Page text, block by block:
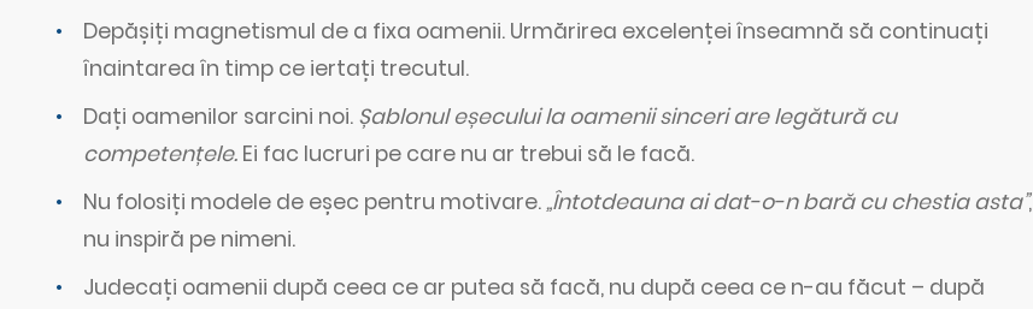
Depășiți magnetismul de a fixa oamenii. Urmărirea excelenței înseamnă să continuați
înaintarea în timp ce iertați trecutul.
Dați oamenilor sarcini noi. Șablonul eșecului la oamenii sinceri are legătură cu
competențele. Ei fac lucruri pe care nu ar trebui să le facă.
Nu folosiți modele de eșec pentru motivare.„Întotdeauna ai dat-o-n bară cu chestia asta”,
nu inspiră pe nimeni.
Judecați oamenii după ceea ce ar putea să facă, nu după ceea ce n-au făcut – după